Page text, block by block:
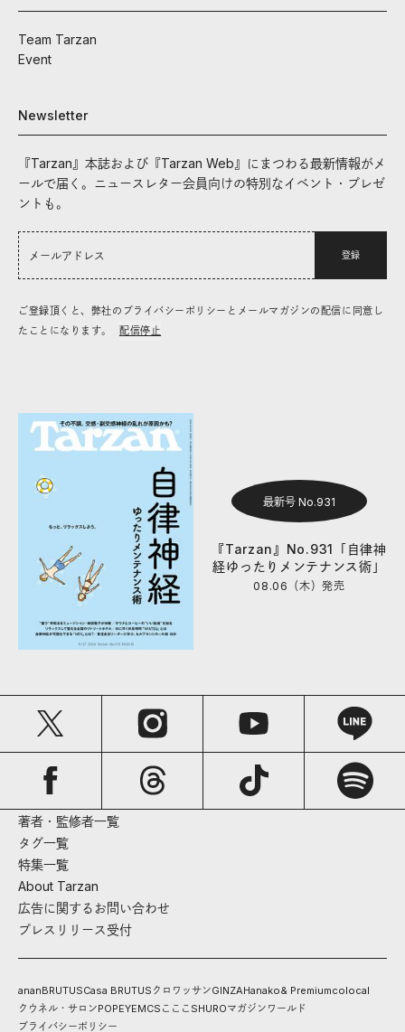
Team Tarzan
Event
Newsletter
『Tarzan』本誌および『Tarzan Web』にまつわる最新情報がメ
ールで届く。ニュースレター会員向けの特別なイベント・プレゼ
ントも。
登録
ご登録頂くと、弊社のプライバシーポリシーとメールマガジンの配信に同意し
たことになります。
配信停止
最新号 No.931
『Tarzan』No.931「自律神
経ゆったりメンテナンス術」
08.06（木）発売
著者・監修者一覧
タグ一覧
特集一覧
About Tarzan
広告に関するお問い合わせ
プレスリリース受付
ananBRUTUSCasa BRUTUS クロワッサンGINZAHanako& Premiumcolocal
クウネル・サロンPOPEYEMCS こここ SHUROマガジンワールド
プライバシーポリシー